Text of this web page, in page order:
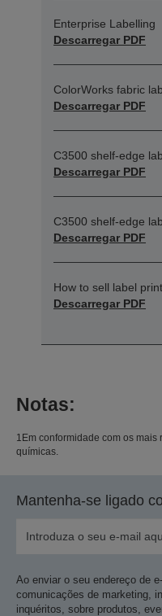
Enterprise Labelling
Descarregar PDF
ColorWorks fabric
Descarregar PDF
C3500 shelf-edge
Descarregar PDF
C3500 shelf-edge
Descarregar PDF
How to sell label
Descarregar PDF
Notas:
1Em conformidade com os
químicas.
Mantenha-se ligado
Ao enviar o seu endereço de
comunicações de marketing,
inquéritos, sobre produtos,